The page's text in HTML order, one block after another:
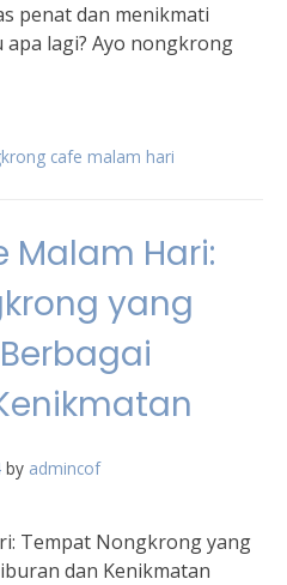
penat dan menikmati
apa lagi? Ayo nongkrong
cafe malam hari
Malam Hari:
yang
by admincof
Tempat Nongkrong yang
dan Kenikmatan